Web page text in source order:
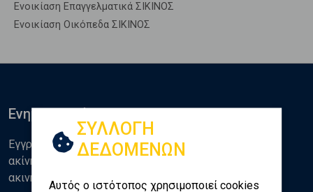
Ενοικίαση Επαγγελματικά ΣΙΚΙΝΟΣ
Ενοικίαση Οικόπεδα ΣΙΚΙΝΟΣ
ΣΥΛΛΟΓΗ
ΔΕΔΟΜΕΝΩΝ
Αυτός ο ιστότοπος χρησιμοποιεί cookies
Ενημερωθείτε
Εγγραφείτε στο newsletter της Golden Home για νέα
ακίνητα, αναλύσεις και διάφορα θέματα της αγοράς
ακινήτων